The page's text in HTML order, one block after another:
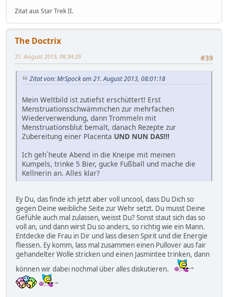
Zitat aus Star Trek II.
The Doctrix
#39
21. August 2013, 08:34:29
Zitat von: MrSpock am 21. August 2013, 08:01:18
Mein Weltbild ist zutiefst erschüttert! Erst
Menstruationsschwämmchen zur mehrfachen
Wiederverwendung, dann Trommeln mit
Menstruationsblut bemalt, danach Rezepte zur
Zubereitung einer Placenta UND NUN DAS!!!
Ich geh´heute Abend in die Kneipe mit meinen
Kumpels, trinke 5 Bier, gucke Fußball und mache die
Kellnerin an. Alles klar?
Ey Du, das finde ich jetzt aber voll uncool, dass Du Dich so
gegen Deine weibliche Seite zur Wehr setzt. Du musst Deine
Gefühle auch mal zulassen, weisst Du? Sonst staut sich das so
voll an, und dann wirst Du so anders, so richtig wie ein Mann.
Entdecke die Frau in Dir und lass diesen Spirit und die Energie
fliessen. Ey komm, lass mal zusammen einen Pullover aus fair
gehandelter Wolle stricken und einen Jasmintee trinken, dann
können wir dabei nochmal über alles diskutieren.